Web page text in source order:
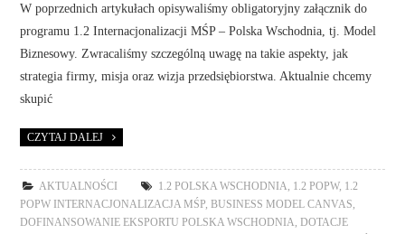
W poprzednich artykułach opisywaliśmy obligatoryjny załącznik do
programu 1.2 Internacjonalizacji MŚP – Polska Wschodnia, tj. Model
Biznesowy. Zwracaliśmy szczególną uwagę na takie aspekty, jak
strategia firmy, misja oraz wizja przedsiębiorstwa. Aktualnie chcemy
skupić
CZYTAJ DALEJ
AKTUALNOŚCI 1.2 POLSKA WSCHODNIA 1.2 POPW, 1.2
POPW INTERNACJONALIZACJA MŚP
BUSINESS MODEL CANVAS
DOFINANSOWANIE EKSPORTU POLSKA WSCHODNIA
DOTACJE